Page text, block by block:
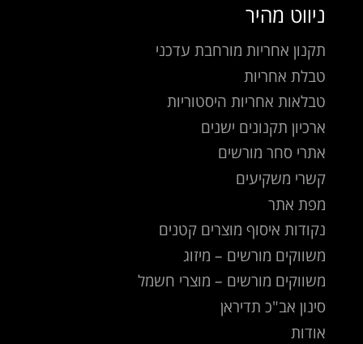
ניווט מהיר
תקנון אחריות מורחבת עדכני
טבלת אחריות
טבלאות אחריות היסטוריות
ארכיון תקנונים ישנים
אתרי סחר מורשים
קשרי משקיעים
מפת אתר
נקודות איסוף מוצרים קטנים
משווקים מורשים – מיזוג
משווקים מורשים – מוצרי חשמל
סינון אב"כ תדיראן
אודות